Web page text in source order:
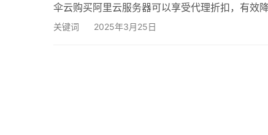
伞云购买阿里云服务器可以享受代理折扣，有效
服务器类型，适合Web应用、企业应用等场景。
关键词 2025年3月25日